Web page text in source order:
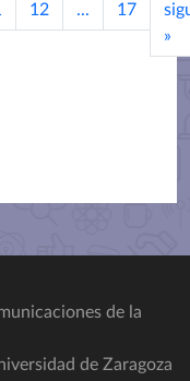
12 ... 17
»
de la
de Zaragoza